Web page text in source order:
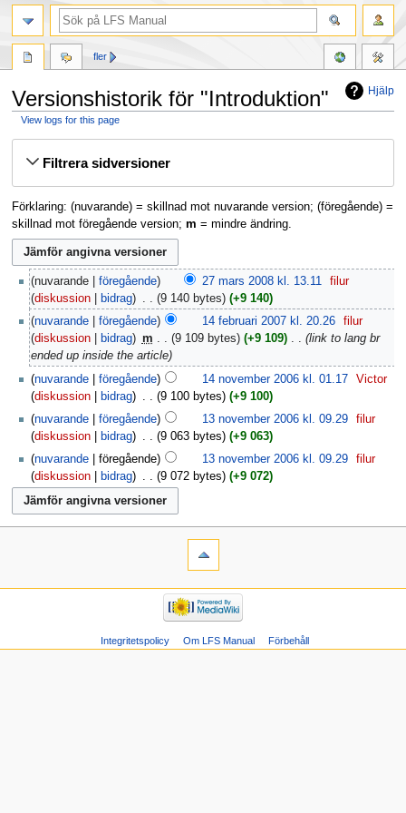
Hjälp
Versionshistorik för "Introduktion"
View logs for this page
Filtrera sidversioner
Förklaring: (nuvarande) = skillnad mot nuvarande version; (föregående) =
skillnad mot föregående version; m = mindre ändring.
nuvarande föregående 27 mars 2008 kl. 13.11
filur
diskussion
bidrag 9 140 bytes
+9 140
nuvarande
föregående 14 februari 2007 kl. 20.26
filur
diskussion
bidrag m 9 109 bytes +9 109 ‎
link to lang br
ended up inside the article
nuvarande
föregående 14 november 2006 kl. 01.17
Victor
diskussion
bidrag 9 100 bytes
+9 100
nuvarande
föregående 13 november 2006 kl. 09.29
filur
diskussion
bidrag 9 063 bytes
+9 063
nuvarande
föregående 13 november 2006 kl. 09.29
filur
diskussion
bidrag 9 072 bytes +9 072
fler
Integritetspolicy Om LFS Manual Förbehåll